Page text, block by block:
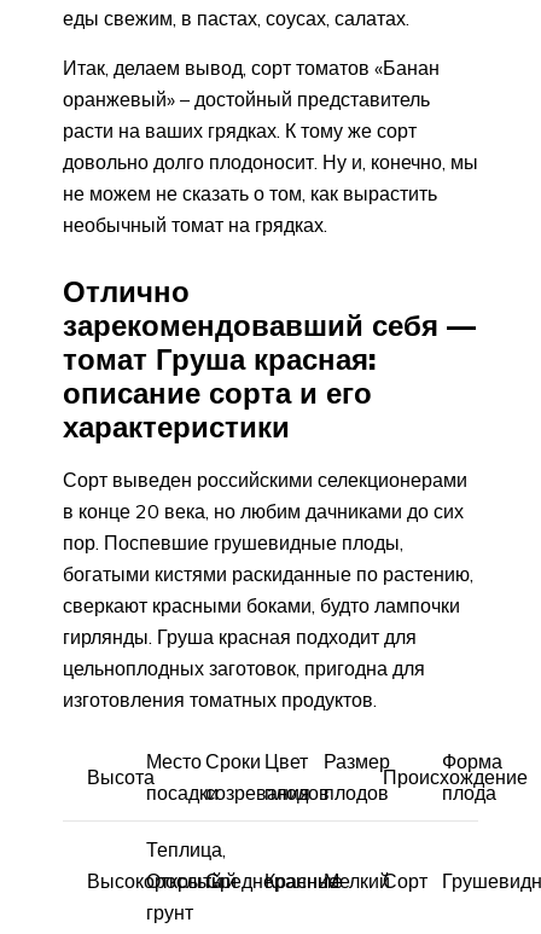
еды свежим, в пастах, соусах, салатах.
Итак, делаем вывод, сорт томатов «Банан
оранжевый» – достойный представитель
расти на ваших грядках. К тому же сорт
довольно долго плодоносит. Ну и, конечно, мы
не можем не сказать о том, как вырастить
необычный томат на грядках.
Отлично
зарекомендовавший себя —
томат Груша красная:
описание сорта и его
характеристики
Сорт выведен российскими селекционерами
в конце 20 века, но любим дачниками до сих
пор. Поспевшие грушевидные плоды,
богатыми кистями раскиданные по растению,
сверкают красными боками, будто лампочки
гирлянды. Груша красная подходит для
цельноплодных заготовок, пригодна для
изготовления томатных продуктов.
Высота
Место
посадки
Сроки
созревания
Цвет
плодов
Размер
плодов
Происхождение
Форма
плода
Высокорослый
Теплица,
Открытый
грунт
Среднеранние
КрасныеМелкийСорт